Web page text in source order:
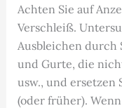
Achten Sie auf
Verschleiß.
Ausbleichen durch
und Gurte, die
usw., und ersetzen
(oder früher).